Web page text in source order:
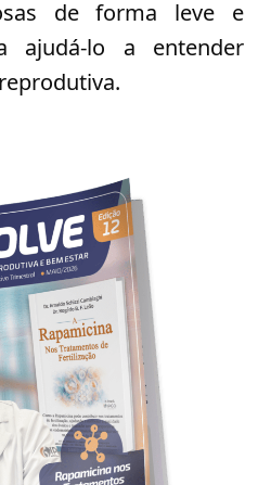
de forma leve e
ajudá-lo a entender